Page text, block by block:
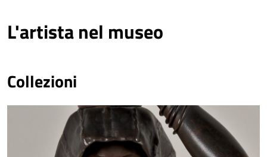
L'artista nel museo
Collezioni